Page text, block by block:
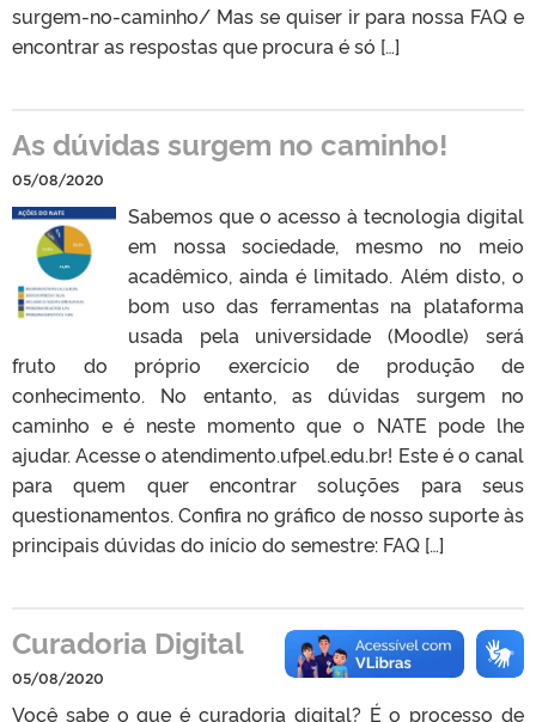
surgem-no-caminho/ Mas se quiser ir para nossa FAQ e
encontrar as respostas que procura é só […]
As dúvidas surgem no caminho!
05/08/2020
Sabemos que o acesso à tecnologia digital
em nossa sociedade, mesmo no meio
acadêmico, ainda é limitado. Além disto, o
bom uso das ferramentas na plataforma
usada pela universidade (Moodle) será
fruto do próprio exercício de produção de
conhecimento. No entanto, as dúvidas surgem no
caminho e é neste momento que o NATE pode lhe
ajudar. Acesse o atendimento.ufpel.edu.br! Este é o canal
para quem quer encontrar soluções para seus
questionamentos. Confira no gráfico de nosso suporte às
principais dúvidas do início do semestre: FAQ […]
Curadoria Digital
05/08/2020
Você sabe o que é curadoria digital? É o processo de